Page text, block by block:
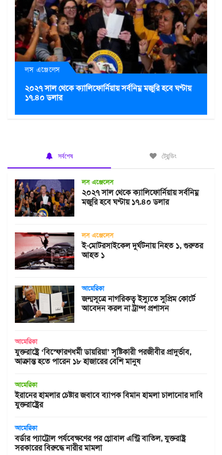
লস এঞ্জেলেস
২০২৭ সাল থেকে ক্যালিফোর্নিয়ায় সর্বনিম্ন মজুরি হবে ঘণ্টায়
১৭.৪০ ডলার
সর্বশেষ ট্রেন্ডিং
লস এঞ্জেলেস
২০২৭ সাল থেকে ক্যালিফোর্নিয়ায় সর্বনিম্ন
মজুরি হবে ঘণ্টায় ১৭.৪০ ডলার
লস এঞ্জেলেস
ই-মোটরসাইকেল দুর্ঘটনায় নিহত ১, গুরুতর
আহত ১
আমেরিকা
জন্মসূত্রে নাগরিকত্ব ইস্যুতে সুপ্রিম কোর্টে
আবেদন করল না ট্রাম্প প্রশাসন
আমেরিকা
যুক্তরাষ্ট্রে ‘বিস্ফোরণধর্মী ডায়রিয়া’ সৃষ্টিকারী পরজীবীর প্রাদুর্ভাব,
আক্রান্ত হতে পারেন ১৮ হাজারের বেশি মানুষ
আমেরিকা
ইরানের হামলার চেষ্টার জবাবে ব্যাপক বিমান হামলা চালানোর দাবি
যুক্তরাষ্ট্রের
আমেরিকা
বর্ডার প্যাট্রোল পর্যবেক্ষণের পর গ্লোবাল এন্ট্রি বাতিল, যুক্তরাষ্ট্র
সরকারের বিরুদ্ধে নারীর মামলা